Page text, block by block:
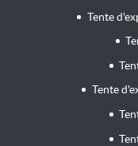
Tente
Tente